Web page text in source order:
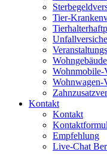
Tier-
Wohnmobile-
Wohnwagen-
Kontakt
Kontakt
Empfehlung
Live-Chat